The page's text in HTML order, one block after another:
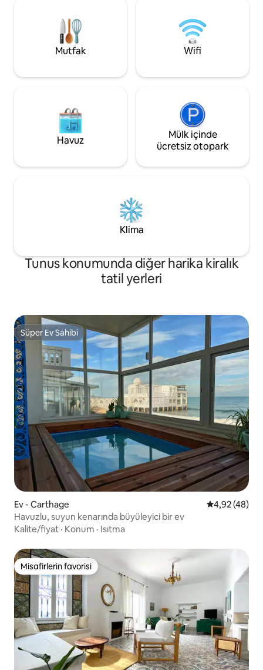
sadece nefes almak için idealdir.
pitoresk eski tarz
okulundan
Mutfak Wifi
Havuz
Mülk içinde
ücretsiz otopark
Klima
Tunus konumunda diğer harika kiralık
tatil yerleri
Süper Ev Sahibi
Süper Ev Sahibi
Ev - Carthage 5 üzerinden
4,92 (48)
Havuzlu, suyun kenarında büyüleyici bir ev
Kalite/fiyat · Konum · Isıtma
Misafirlerin favorisi
Misafirlerin favorisi